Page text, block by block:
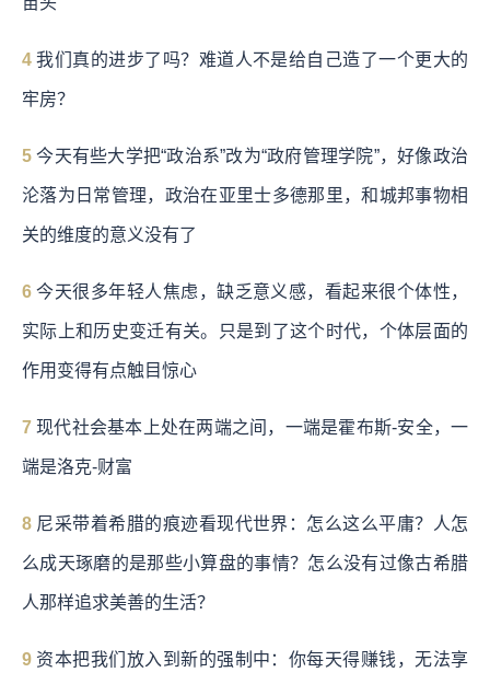
4 我们真的进步了吗？难道人不是给自己造了一个更大的
牢房？
5 今天有些大学把“政治系”改为“政府管理学院”，好像政治
沦落为日常管理，政治在亚里士多德那里，和城邦事物相
关的维度的意义没有了
6 今天很多年轻人焦虑，缺乏意义感，看起来很个体性，
实际上和历史变迁有关。只是到了这个时代，个体层面的
作用变得有点触目惊心
7 现代社会基本上处在两端之间，一端是霍布斯-安全，一
端是洛克-财富
8 尼采带着希腊的痕迹看现代世界：怎么这么平庸？人怎
么成天琢磨的是那些小算盘的事情？怎么没有过像古希腊
人那样追求美善的生活？
9 资本把我们放入到新的强制中：你每天得赚钱，无法享